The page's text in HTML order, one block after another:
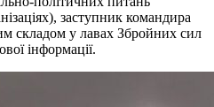
заступник командира
складом у лавах Збройних сил
інформації.